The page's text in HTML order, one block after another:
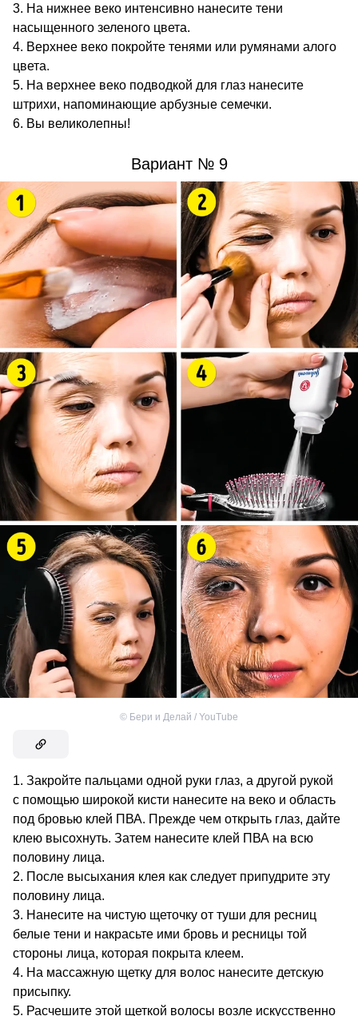
На нижнее веко интенсивно нанесите тени
насыщенного зеленого цвета.
Верхнее веко покройте тенями или румянами алого
цвета.
На верхнее веко подводкой для глаз нанесите
штрихи, напоминающие арбузные семечки.
Вы великолепны!
Вариант № 9
© Бери и Делай / YouTube
Закройте пальцами одной руки глаз, а другой рукой
с помощью широкой кисти нанесите на веко и область
под бровью клей ПВА. Прежде чем открыть глаз, дайте
клею высохнуть. Затем нанесите клей ПВА на всю
половину лица.
После высыхания клея как следует припудрите эту
половину лица.
Нанесите на чистую щеточку от туши для ресниц
белые тени и накрасьте ими бровь и ресницы той
стороны лица, которая покрыта клеем.
На массажную щетку для волос нанесите детскую
присыпку.
Расчешите этой щеткой волосы возле искусственно